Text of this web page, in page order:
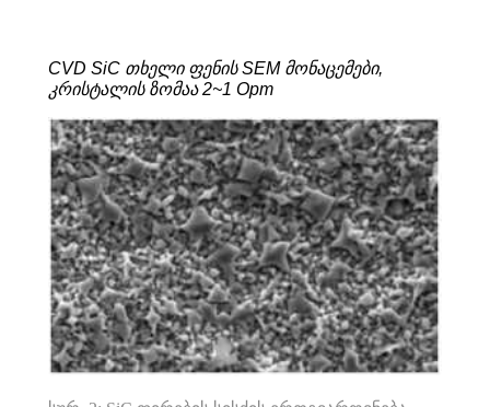
CVD SiC თხელი ფენის SEM მონაცემები,
კრისტალის ზომაა 2~1 Opm